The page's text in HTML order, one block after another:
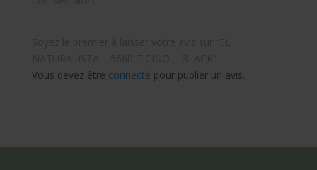
Soyez le premier à laisser votre avis sur “EL
NATURALISTA – 5660 TICINO – BLACK”
Vous devez être connecté pour publier un avis.